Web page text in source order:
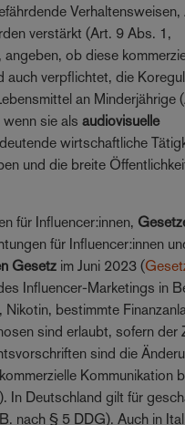
Verhaltensweisen,
verstärkt (Art. 9 Abs. 1,
ob diese
verpflichtet, die
an Minderjährige
wenn sie alsaudiovisuelle
wirtschaftliche
und die breite
für Influencer:innen,
für Influencer:innen
Gesetz im Juni 2023 (
Influencer-Marketings in
bestimmte
sind erlaubt, sofern der
sind die
Kommunikation
In Deutschland gilt für
nach § 5 DDG). Auch in